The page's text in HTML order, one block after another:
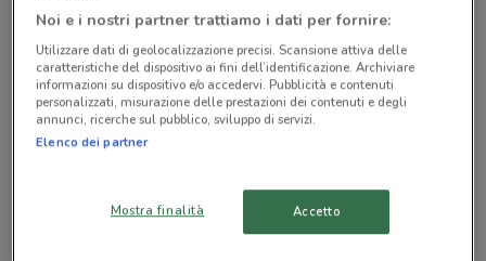
© MapTiler© OpenStreetMap contributors
Noi e i nostri partner trattiamo i dati per fornire:
Utilizzare dati di geolocalizzazione precisi. Scansione attiva delle
caratteristiche del dispositivo ai fini dell’identificazione. Archiviare
informazioni su dispositivo e/o accedervi. Pubblicità e contenuti
personalizzati, misurazione delle prestazioni dei contenuti e degli
annunci, ricerche sul pubblico, sviluppo di servizi.
Elenco dei partner
Mostra finalità Accetto